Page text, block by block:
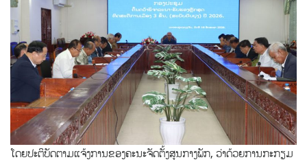
ໂດຍປະຕິບັດຕາມແຈ້ງການຂອງຄະນະຈັດຕັ້ງສູນກາງພັກ, ວ່າດ້ວຍການກະກຽມ